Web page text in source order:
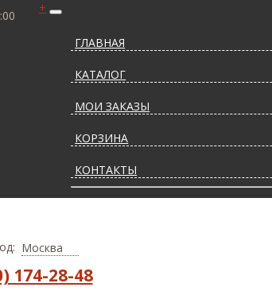
+
ГЛАВНАЯ
КАТАЛОГ
МОИ ЗАКАЗЫ
КОРЗИНА
КОНТАКТЫ
Москва
174-28-48